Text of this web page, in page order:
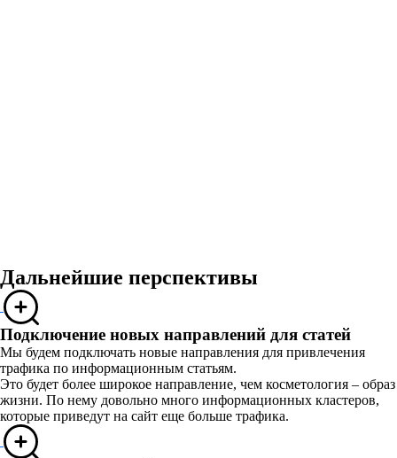
Дальнейшие перспективы
Подключение новых направлений для статей
Мы будем подключать новые направления для привлечения
трафика по информационным статьям.
Это будет более широкое направление, чем косметология – образ
жизни. По нему довольно много информационных кластеров,
которые приведут на сайт еще больше трафика.